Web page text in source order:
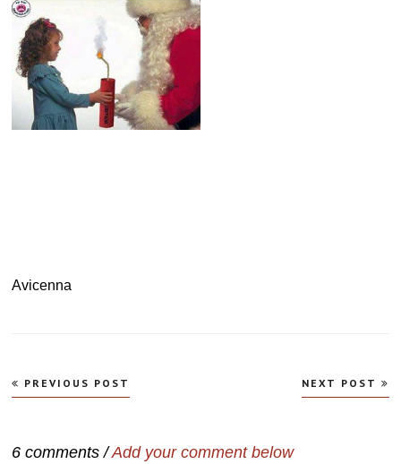
Avicenna
Navegação
de
PREVIOUS POST NEXT POST
6 comments /Add your comment below